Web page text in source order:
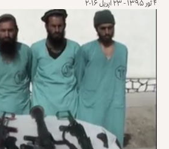
۴ ثور ۱۳۹۵ - ۲۳ اپریل ۲۰۱۶